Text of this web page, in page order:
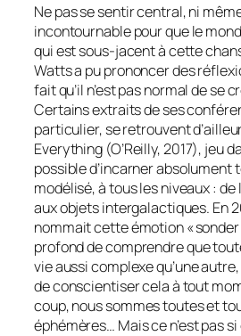
Ne pas se sentir central, ni
incontournable pour que le
qui est sous-jacent à cette
Watts a pu prononcer des
fait qu’il n’est pas normal de se
Certains extraits de ses
particulier, se retrouvent
Everything (O’Reilly, 2017), jeu
possible d’incarner absolument
modélisé, à tous les niveaux : de
aux objets intergalactiques. En
nommait cette émotion «
profond de comprendre que
vie aussi complexe qu’une
de conscientiser cela à tout
coup, nous sommes toutes et
éphémères… Mais ce n’est pas si